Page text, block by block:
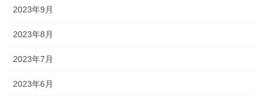
2023年9月
2023年8月
2023年7月
2023年6月